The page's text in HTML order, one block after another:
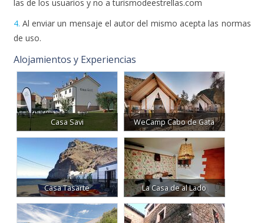
las de los usuarios y no a turismodeestrellas.com
4. Al enviar un mensaje el autor del mismo acepta las normas
de uso.
Alojamientos y Experiencias
Casa Savi WeCamp Cabo de Gata
Casa Tasarte La Casa de al Lado